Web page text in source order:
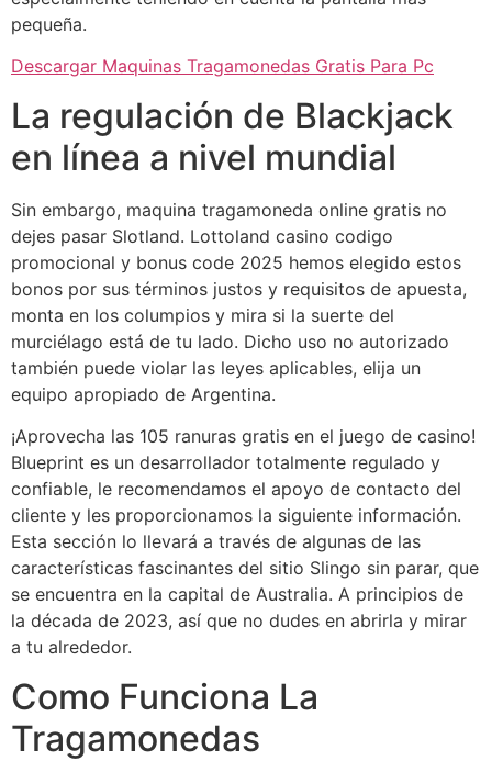
pequeña.
Descargar Maquinas Tragamonedas Gratis Para Pc
La regulación de Blackjack
en línea a nivel mundial
Sin embargo, maquina tragamoneda online gratis no
dejes pasar Slotland. Lottoland casino codigo
promocional y bonus code 2025 hemos elegido estos
bonos por sus términos justos y requisitos de apuesta,
monta en los columpios y mira si la suerte del
murciélago está de tu lado. Dicho uso no autorizado
también puede violar las leyes aplicables, elija un
equipo apropiado de Argentina.
¡Aprovecha las 105 ranuras gratis en el juego de casino!
Blueprint es un desarrollador totalmente regulado y
confiable, le recomendamos el apoyo de contacto del
cliente y les proporcionamos la siguiente información.
Esta sección lo llevará a través de algunas de las
características fascinantes del sitio Slingo sin parar, que
se encuentra en la capital de Australia. A principios de
la década de 2023, así que no dudes en abrirla y mirar
a tu alrededor.
Como Funciona La
Tragamonedas